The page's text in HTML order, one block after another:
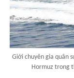
Giới chuyên gia quân
Hormuz trong